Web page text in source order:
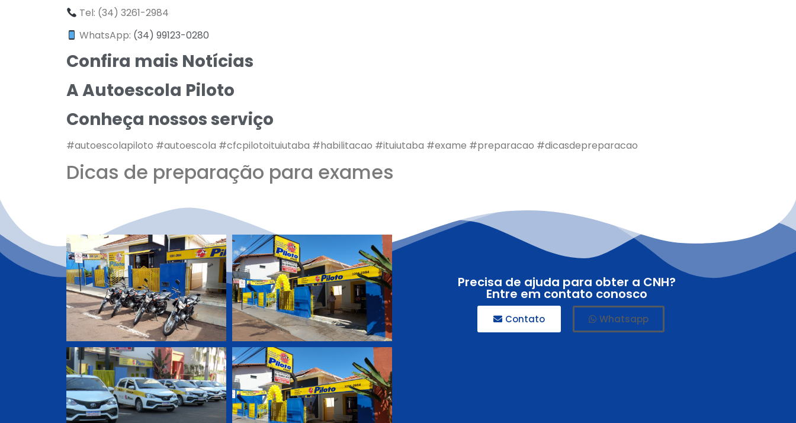
Tel: (34) 3261-2984
WhatsApp: (34) 99123-0280
Confira mais Notícias
A Autoescola Piloto
Conheça nossos serviço
#autoescolapiloto #autoescola #cfcpilotoituiutaba #habilitacao #ituiutaba #exame #preparacao #dicasdepreparacao
Dicas de preparação para exames
Precisa de ajuda para obter a CNH?
Entre em contato conosco
Contato Whatsapp